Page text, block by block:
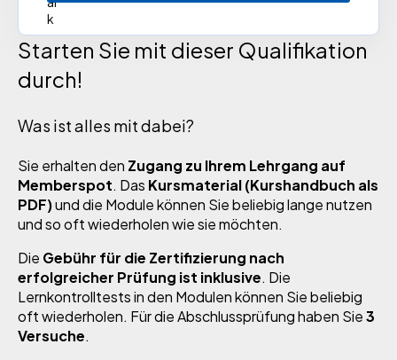
Starten Sie mit dieser Qualifikation
durch!
Was ist alles mit dabei?
Sie erhalten den Zugang zu Ihrem Lehrgang auf
Memberspot. Das Kursmaterial (Kurshandbuch als
PDF)und die Module können Sie beliebig lange nutzen
und so oft wiederholen wie sie möchten.
Die Gebühr für die Zertifizierung nach
erfolgreicher Prüfung ist inklusive. Die
Lernkontrolltests in den Modulen können Sie beliebig
oft wiederholen. Für die Abschlussprüfung haben Sie3
Versuche.